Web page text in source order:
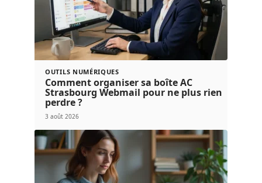
OUTILS NUMÉRIQUES
Comment organiser sa boîte AC
Strasbourg Webmail pour ne plus rien
perdre ?
3 août 2026